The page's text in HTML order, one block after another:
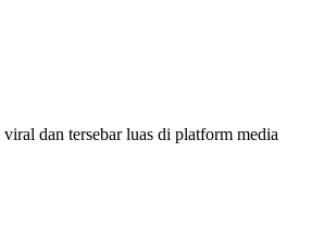
dan tersebar luas di platform media